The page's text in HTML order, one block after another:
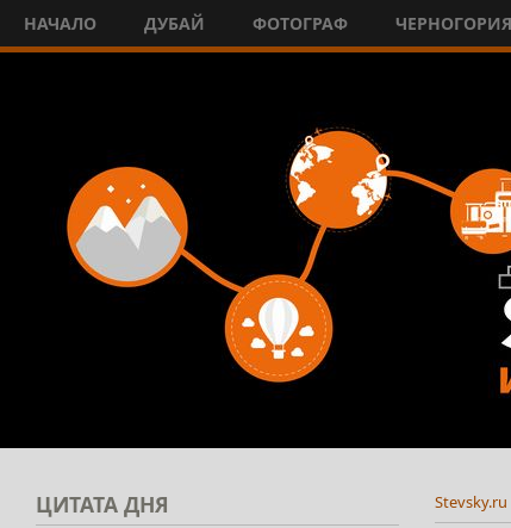
НАЧАЛО ДУБАЙ ФОТОГРАФ ЧЕРНОГОРИЯ
Stevsky.ru
ЦИТАТА ДНЯ